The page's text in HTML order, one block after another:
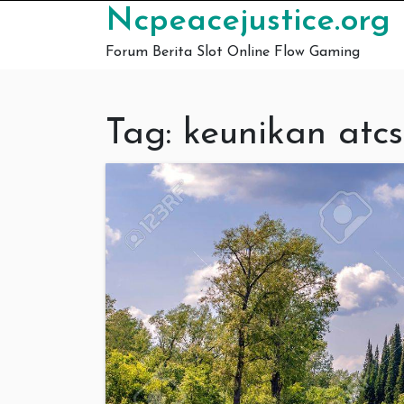
Ncpeacejustice.org
Forum Berita Slot Online Flow Gaming
Tag: keunikan